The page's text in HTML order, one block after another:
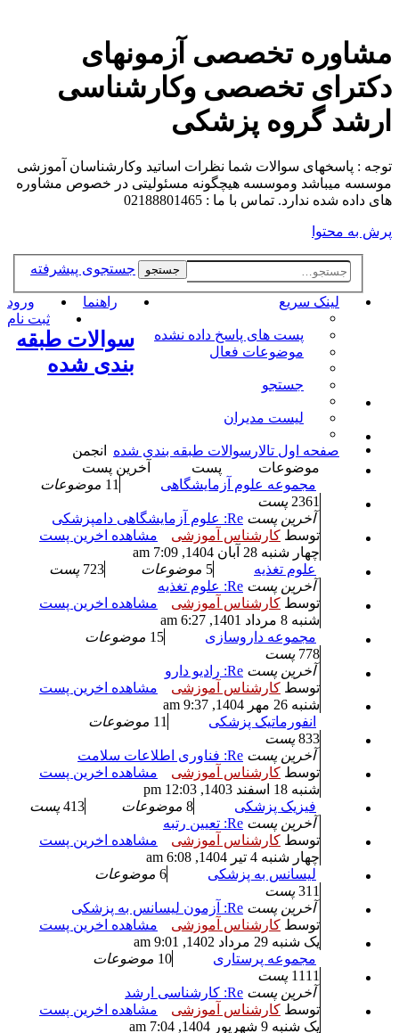
مشاوره تخصصی آزمونهای
دکترای تخصصی وکارشناسی
ارشد گروه پزشکی
توجه : پاسخهای سوالات شما نظرات اساتید وکارشناسان آموزشی
موسسه میباشد وموسسه هیچگونه مسئولیتی در خصوص مشاوره
های داده شده ندارد. تماس با ما : 02188801465
پرش به محتوا
جستجو جستجوی پیشرفته
لینک سریع
پست های پاسخ داده نشده
موضوعات فعال
جستجو
لیست مدیران
راهنما
ورود
ثبت نام
صفحه اول تالار سوالات طبقه بندی شده
سوالات طبقه
بندی شده
انجمن
موضوعات
پست
آخرین پست
مجموعه علوم آزمایشگاهی
11 موضوعات
2361 پست
آخرین پست Re: علوم آزمایشگاهی دامپزشکی
توسط کارشناس آموزشی
مشاهده اخرین پست
چهار شنبه 28 آبان 1404, 7:09 am
علوم تغذیه
5 موضوعات 723 پست
آخرین پست Re: علوم تغذیه
توسط کارشناس آموزشی
مشاهده اخرین پست
شنبه 8 مرداد 1401, 6:27 am
مجموعه داروسازی
15 موضوعات
778 پست
آخرین پست Re: رادیو دارو
توسط کارشناس آموزشی
مشاهده اخرین پست
شنبه 26 مهر 1404, 9:37 am
انفورماتیک پزشکی
11 موضوعات
833 پست
آخرین پست Re: فناوری اطلاعات سلامت
توسط کارشناس آموزشی
مشاهده اخرین پست
شنبه 18 اسفند 1403, 12:03 pm
فیزیک پزشکی
8 موضوعات 413 پست
آخرین پست Re: تعیین رتبه
توسط کارشناس آموزشی
مشاهده اخرین پست
چهار شنبه 4 تیر 1404, 6:08 am
لیسانس به پزشکی
6 موضوعات
311 پست
آخرین پست Re: آزمون لیسانس به پزشکی
توسط کارشناس آموزشی
مشاهده اخرین پست
یک شنبه 29 مرداد 1402, 9:01 am
مجموعه پرستاری
10 موضوعات
1111 پست
آخرین پست Re: کارشناسی ارشد
توسط کارشناس آموزشی
مشاهده اخرین پست
یک شنبه 9 شهریور 1404, 7:04 am